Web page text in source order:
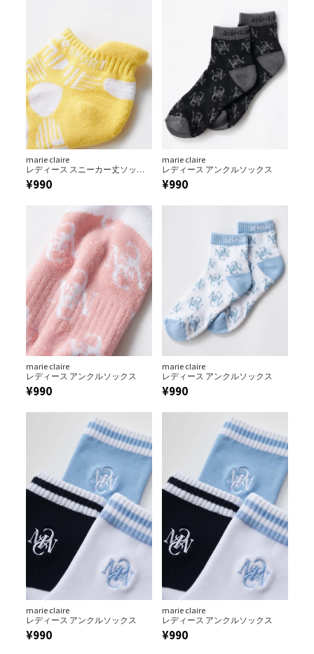
marie claire
レディース スニーカー丈ソック
ス
¥990
marie claire
レディース アンクルソックス
¥990
marie claire
レディース アンクルソックス
¥990
marie claire
レディース アンクルソックス
¥990
marie claire
レディース アンクルソックス
¥990
marie claire
レディース アンクルソックス
¥990